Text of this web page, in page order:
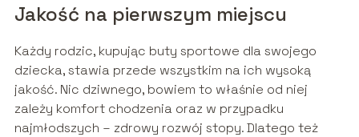
Jakość na pierwszym miejscu
Każdy rodzic, kupując buty sportowe dla swojego
dziecka, stawia przede wszystkim na ich wysoką
jakość. Nic dziwnego, bowiem to właśnie od niej
zależy komfort chodzenia oraz w przypadku
najmłodszych – zdrowy rozwój stopy. Dlatego też